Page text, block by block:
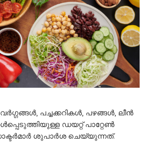
പച്ചക്കറികള്‍, പഴങ്ങള്‍, ലീന്‍
ഡയറ്റ് പാറ്റേണ്‍
ശുപാര്‍ശ ചെയ്യുന്നത്.